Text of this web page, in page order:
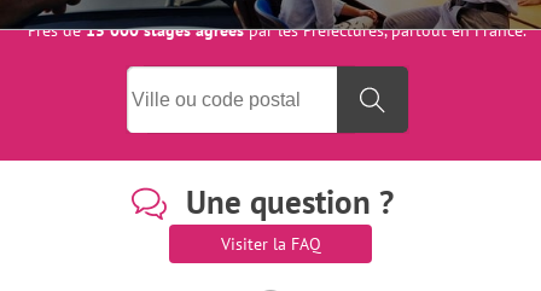
Près de15 000 stages agrééspar les Préfectures, partout en France.
Rechercher un stage par ville
Une question ?
Visiter la FAQ